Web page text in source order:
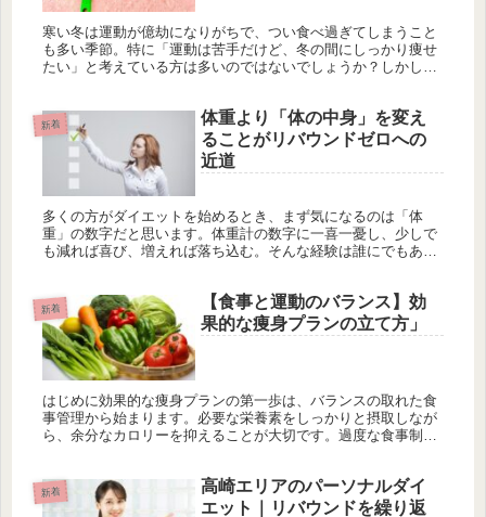
寒い冬は運動が億劫になりがちで、つい食べ過ぎてしまうこと
も多い季節。特に「運動は苦手だけど、冬の間にしっかり痩せ
たい」と考えている方は多いのではないでしょうか？しかし、
新着
体重より「体の中身」を変え
ることがリバウンドゼロへの
近道
多くの方がダイエットを始めるとき、まず気になるのは「体
重」の数字だと思います。体重計の数字に一喜一憂し、少しで
も減れば喜び、増えれば落ち込む。そんな経験は誰にでもある
新着
【食事と運動のバランス】効
果的な痩身プランの立て方」
はじめに効果的な痩身プランの第一歩は、バランスの取れた食
事管理から始まります。必要な栄養素をしっかりと摂取しなが
ら、余分なカロリーを抑えることが大切です。過度な食事制限
新着
高崎エリアのパーソナルダイ
エット｜リバウンドを繰り返